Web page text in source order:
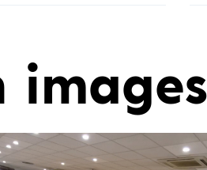
images